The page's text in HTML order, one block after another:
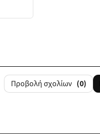
Προβολή σχολίων (0)